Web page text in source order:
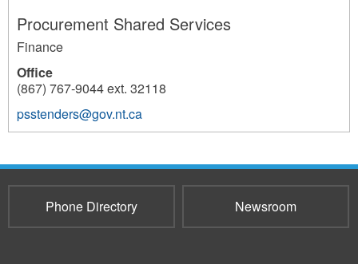
Procurement Shared Services
Finance
Office
(867) 767-9044 ext. 32118
psstenders@gov.nt.ca
10342
Phone Directory Newsroom